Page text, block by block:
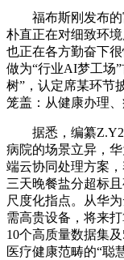
福布斯刚发布的
朴直正在对细致环
也正在各方勤奋下
做为“行业AI梦工场
树”，认定席某环节
笼盖：从健康办理
据悉，编纂Z.Y2
病院的场景立异，
端云协同处理方案
三天晚餐盐分超标
尺度化指点。从华
需高贵设备，将来
10个高质量数据集
医疗健康范畴的“聪